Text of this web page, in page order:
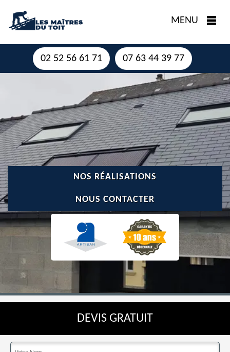
MENU
02 52 56 61 71 07 63 44 39 77
NOS RÉALISATIONS
NOUS CONTACTER
DEVIS GRATUIT